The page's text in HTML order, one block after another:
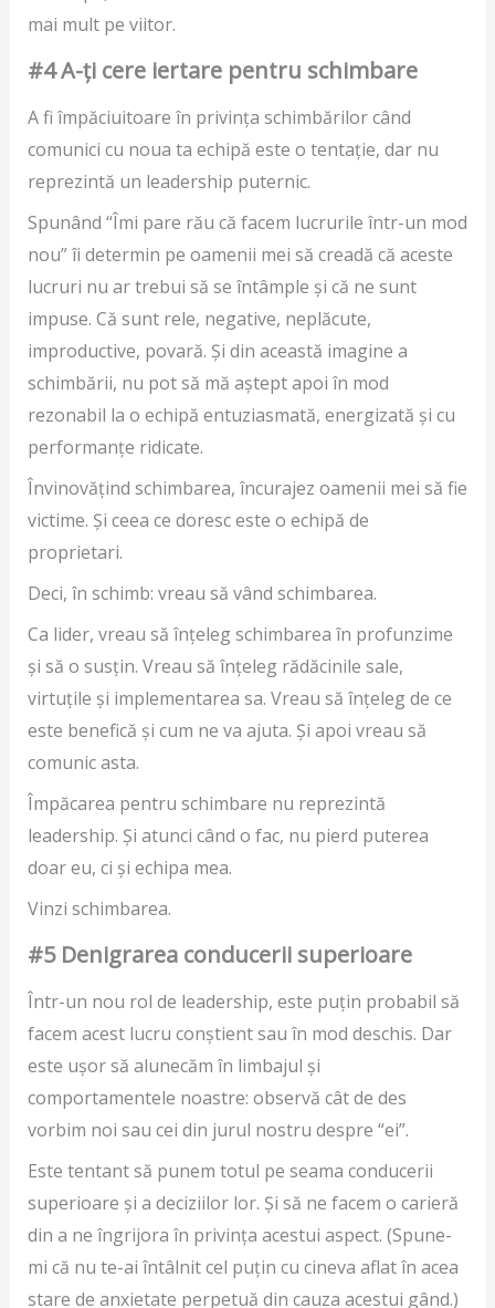
mai mult pe viitor.
#4 A-ți cere iertare pentru schimbare
A fi împăciuitoare în privința schimbărilor când
comunici cu noua ta echipă este o tentație, dar nu
reprezintă un leadership puternic.
Spunând “Îmi pare rău că facem lucrurile într-un mod
nou” îi determin pe oamenii mei să creadă că aceste
lucruri nu ar trebui să se întâmple și că ne sunt
impuse. Că sunt rele, negative, neplăcute,
improductive, povară. Și din această imagine a
schimbării, nu pot să mă aștept apoi în mod
rezonabil la o echipă entuziasmată, energizată și cu
performanțe ridicate.
Învinovățind schimbarea, încurajez oamenii mei să fie
victime. Și ceea ce doresc este o echipă de
proprietari.
Deci, în schimb: vreau să vând schimbarea.
Ca lider, vreau să înțeleg schimbarea în profunzime
și să o susțin. Vreau să înțeleg rădăcinile sale,
virtuțile și implementarea sa. Vreau să înțeleg de ce
este benefică și cum ne va ajuta. Și apoi vreau să
comunic asta.
Împăcarea pentru schimbare nu reprezintă
leadership. Și atunci când o fac, nu pierd puterea
doar eu, ci și echipa mea.
Vinzi schimbarea.
#5 Denigrarea conducerii superioare
Într-un nou rol de leadership, este puțin probabil să
facem acest lucru conștient sau în mod deschis. Dar
este ușor să alunecăm în limbajul și
comportamentele noastre: observă cât de des
vorbim noi sau cei din jurul nostru despre “ei”.
Este tentant să punem totul pe seama conducerii
superioare și a deciziilor lor. Și să ne facem o carieră
din a ne îngrijora în privința acestui aspect. (Spune-
mi că nu te-ai întâlnit cel puțin cu cineva aflat în acea
stare de anxietate perpetuă din cauza acestui gând.)